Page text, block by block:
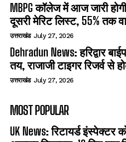
MBPG कॉलेज में आज जारी
दूसरी मेरिट लिस्ट, 55% तक
उत्तराखंड July 27, 2026
Dehradun News: हरिद्वार
तय, राजाजी टाइगर रिजर्व से
उत्तराखंड July 27, 2026
MOST POPULAR
UK News: रिटायर्ड इंस्पेक्टर